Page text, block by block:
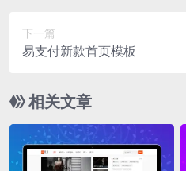
下一篇
易支付新款首页模板
相关文章